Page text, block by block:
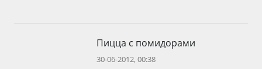
Пицца с помидорами
30-06-2012, 00:38